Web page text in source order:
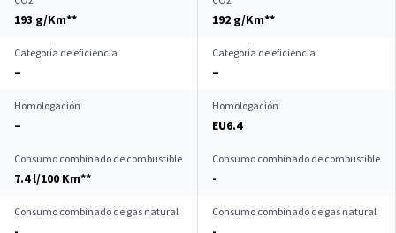
193 g/Km** 192 g/Km**
Categoría de eficiencia
–
Categoría de eficiencia
–
Homologación
–
Homologación
EU6.4
Consumo combinado de combustible
7.4 l/100 Km**
Consumo combinado de combustible
-
Consumo combinado de gas natural Consumo combinado de gas natural